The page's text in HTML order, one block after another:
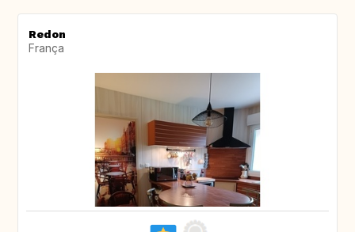
Redon
França